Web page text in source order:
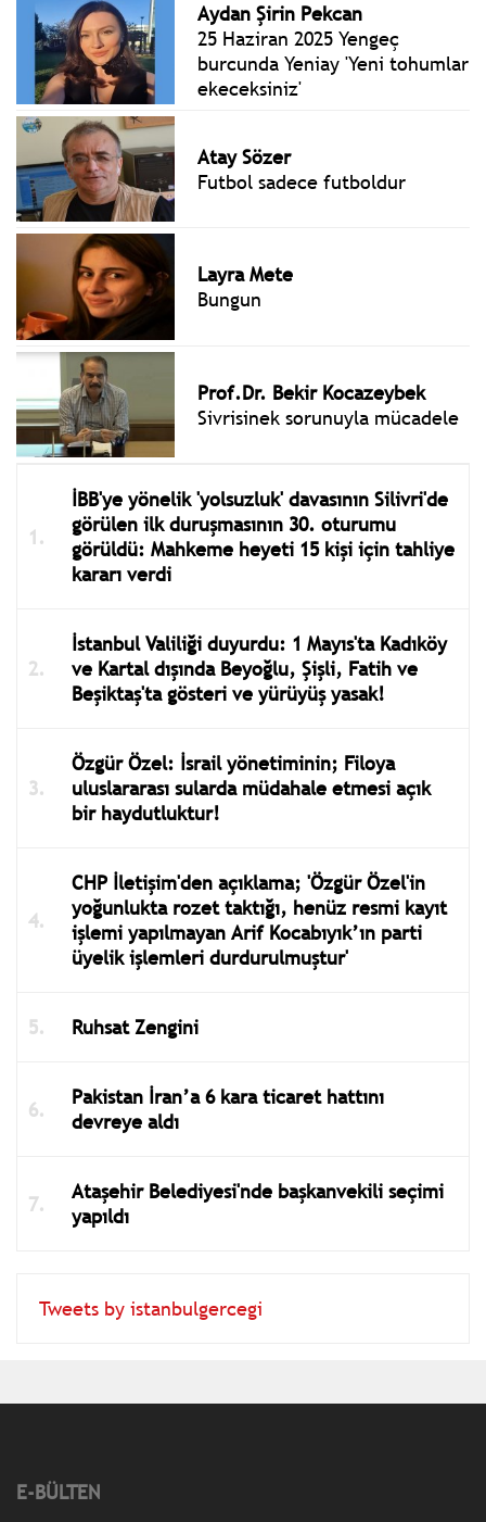
Aydan Şirin Pekcan
25 Haziran 2025 Yengeç
burcunda Yeniay 'Yeni tohumlar
ekeceksiniz'
Atay Sözer
Futbol sadece futboldur
Layra Mete
Bungun
Prof.Dr. Bekir Kocazeybek
Sivrisinek sorunuyla mücadele
İBB'ye yönelik 'yolsuzluk' davasının Silivri'de
görülen ilk duruşmasının 30. oturumu
görüldü: Mahkeme heyeti 15 kişi için tahliye
kararı verdi
İstanbul Valiliği duyurdu: 1 Mayıs'ta Kadıköy
ve Kartal dışında Beyoğlu, Şişli, Fatih ve
Beşiktaş'ta gösteri ve yürüyüş yasak!
Özgür Özel: İsrail yönetiminin; Filoya
uluslararası sularda müdahale etmesi açık
bir haydutluktur!
CHP İletişim'den açıklama; 'Özgür Özel'in
yoğunlukta rozet taktığı, henüz resmi kayıt
işlemi yapılmayan Arif Kocabıyık’ın parti
üyelik işlemleri durdurulmuştur'
Ruhsat Zengini
Pakistan İran’a 6 kara ticaret hattını
devreye aldı
Ataşehir Belediyesi'nde başkanvekili seçimi
yapıldı
Tweets by istanbulgercegi
E-BÜLTEN